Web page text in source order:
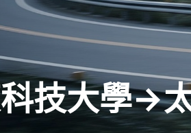
技大學→